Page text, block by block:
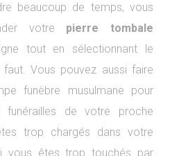
beaucoup de temps, vous
votre pierre tombale
tout en sélectionnant le
faut. Vous pouvez aussi faire
funèbre musulmane pour
funérailles de votre proche
trop chargés dans votre
vous êtes trop touchés par